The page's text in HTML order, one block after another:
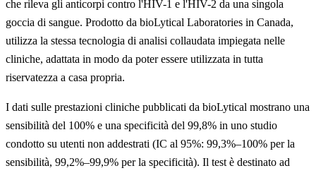
che rileva gli anticorpi contro l'HIV-1 e l'HIV-2 da una singola
goccia di sangue. Prodotto da bioLytical Laboratories in Canada,
utilizza la stessa tecnologia di analisi collaudata impiegata nelle
cliniche, adattata in modo da poter essere utilizzata in tutta
riservatezza a casa propria.
I dati sulle prestazioni cliniche pubblicati da bioLytical mostrano una
sensibilità del 100% e una specificità del 99,8% in uno studio
condotto su utenti non addestrati (IC al 95%: 99,3%–100% per la
sensibilità, 99,2%–99,9% per la specificità). Il test è destinato ad